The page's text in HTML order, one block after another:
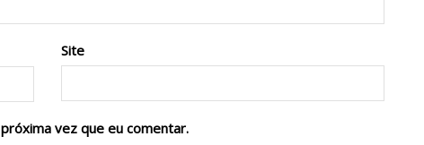
Site
vez que eu comentar.